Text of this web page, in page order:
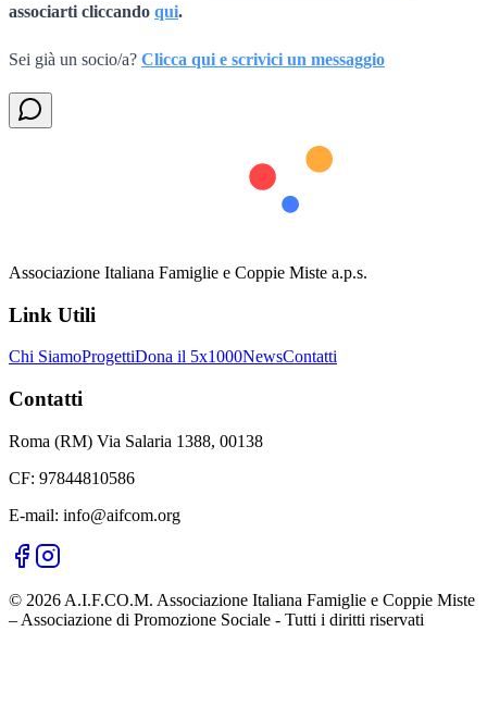
associarti cliccando qui.
Sei già un socio/a? Clicca qui e scrivici un messaggio
Associazione Italiana Famiglie e Coppie Miste a.p.s.
Link Utili
Chi SiamoProgettiDona il 5x1000NewsContatti
Contatti
Roma (RM) Via Salaria 1388, 00138
CF: 97844810586
E-mail: info@aifcom.org
© 2026 A.I.F.CO.M. Associazione Italiana Famiglie e Coppie Miste
– Associazione di Promozione Sociale - Tutti i diritti riservati